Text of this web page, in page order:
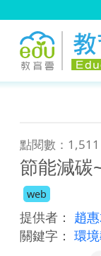
點閱數：
節能減碳
web
提供者： 趙
關鍵字： 環